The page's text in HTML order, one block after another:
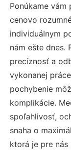
Ponúkame vám
cenovo
individuálnym
nám ešte dnes.
precíznosť a
vykonanej
pochybenie
komplikácie.
spoľahlivosť,
snaha o
ktorá je pre nás